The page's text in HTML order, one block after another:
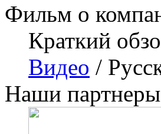
Фильм о
Краткий
Видео /
Наши партнеры